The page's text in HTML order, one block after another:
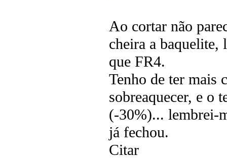
Ao cortar não
cheira a baquelite,
que FR4.
Tenho de ter mais
sobreaquecer, e o
(-30%)... lembrei-
já fechou.
Citar